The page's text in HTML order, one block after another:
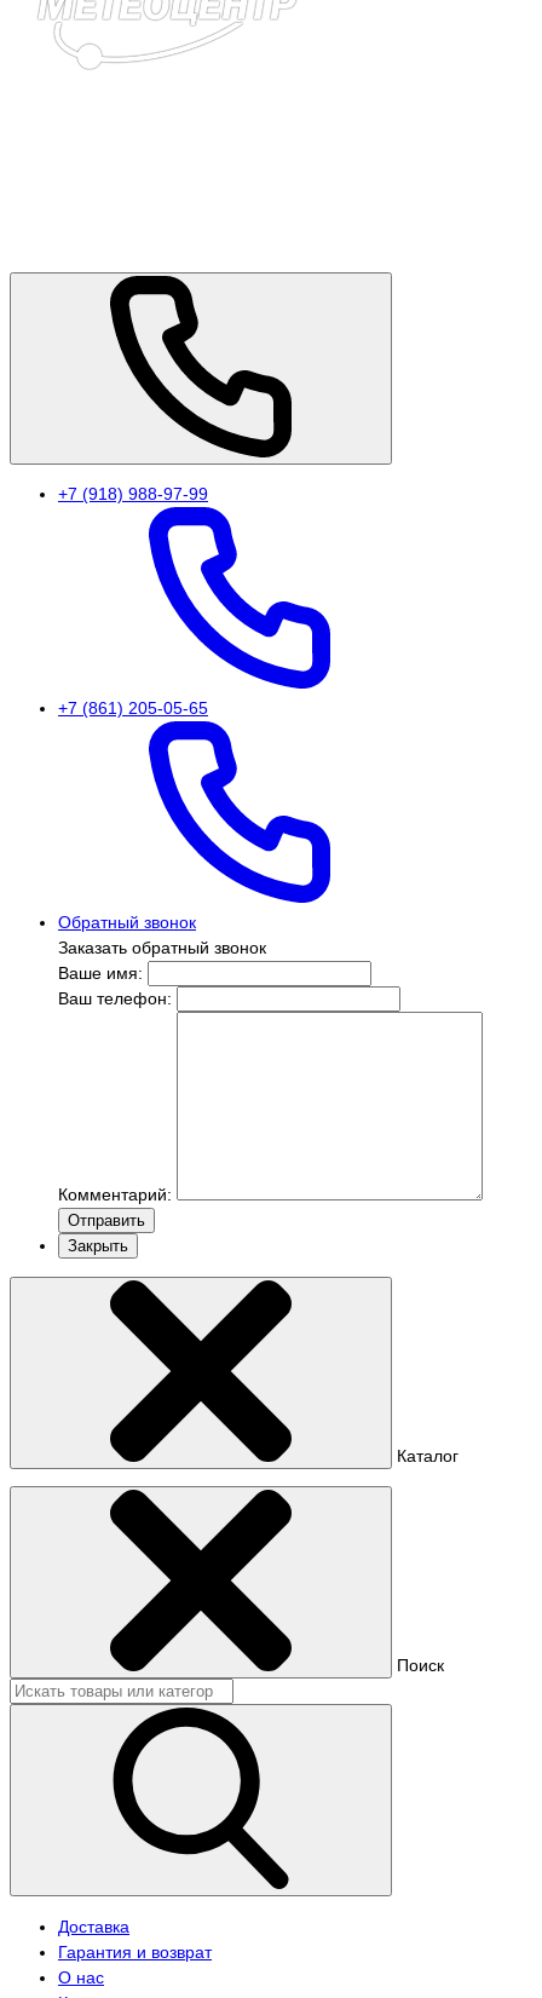
+7 (918) 988-97-99
+7 (861) 205-05-65
Обратный звонок
Заказать обратный звонок
Ваше имя:
Ваш телефон:
Комментарий:
Отправить
Закрыть
Каталог
Поиск
Доставка
Гарантия и возврат
О нас